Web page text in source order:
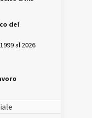
del
al 2026